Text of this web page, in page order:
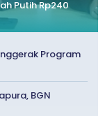
Putih Rp240
Program
BGN